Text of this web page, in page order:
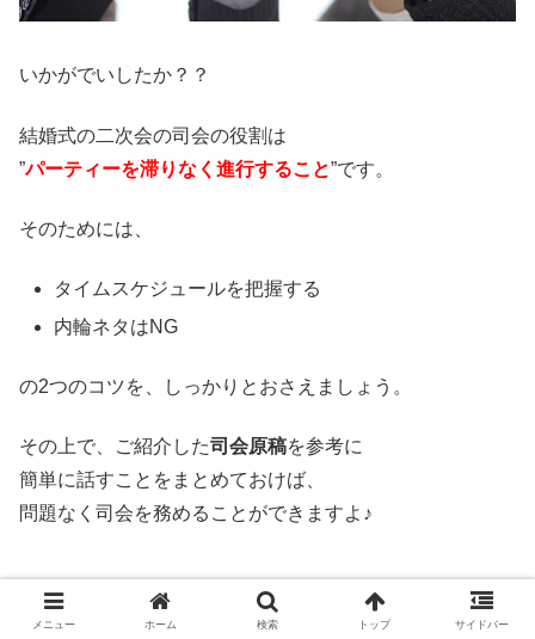
いかがでいしたか？？
結婚式の二次会の司会の役割は
”パーティーを滞りなく進行すること”です。
そのためには、
タイムスケジュールを把握する
内輪ネタはNG
の2つのコツを、しっかりとおさえましょう。
その上で、ご紹介した司会原稿を参考に
簡単に話すことをまとめておけば、
問題なく司会を務めることができますよ♪
結婚式の二次会は、
メニュー ホーム 検索 トップ サイドバー